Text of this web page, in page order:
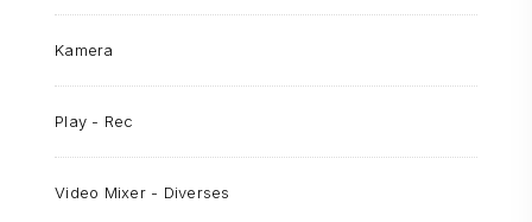
Kamera
Play - Rec
Video Mixer - Diverses